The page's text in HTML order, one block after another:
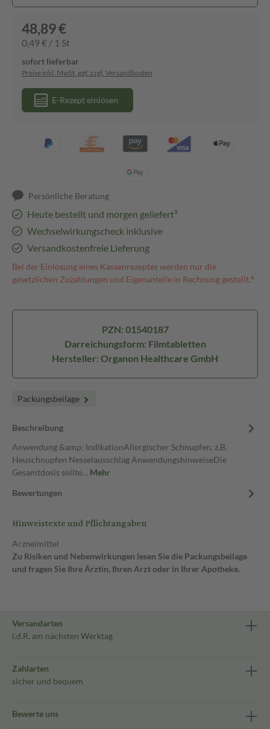
48,89 €
0,49 € / 1 St
sofort lieferbar
Preise inkl. MwSt. ggf. zzgl. Versandkosten
E-Rezept einlösen
Persönliche Beratung
Heute bestellt und morgen geliefert³
Wechselwirkungscheck inklusive
Versandkostenfreie Lieferung
Bei der Einlösung eines Kassenrezeptes werden nur die
gesetzlichen Zuzahlungen und Eigenanteile in Rechnung gestellt.⁴
PZN: 01540187
Darreichungsform: Filmtabletten
Hersteller: Organon Healthcare GmbH
Packungsbeilage
Beschreibung
Anwendung &amp; IndikationAllergischer Schnupfen, z.B.
Heuschnupfen Nesselausschlag AnwendungshinweiseDie
Gesamtdosis sollte… Mehr
Bewertungen
Hinweistexte und Pflichtangaben
Arzneimittel
Zu Risiken und Nebenwirkungen lesen Sie die Packungsbeilage
und fragen Sie Ihre Ärztin, Ihren Arzt oder in Ihrer Apotheke.
Versandarten
i.d.R. am nächsten Werktag
Zahlarten
sicher und bequem
Bewerte uns